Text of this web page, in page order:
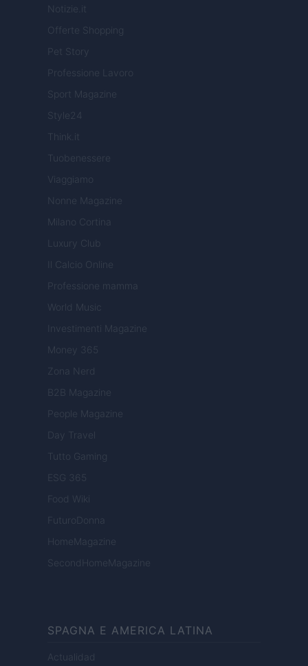
Notizie.it
Offerte Shopping
Pet Story
Professione Lavoro
Sport Magazine
Style24
Think.it
Tuobenessere
Viaggiamo
Nonne Magazine
Milano Cortina
Luxury Club
Il Calcio Online
Professione mamma
World Music
Investimenti Magazine
Money 365
Zona Nerd
B2B Magazine
People Magazine
Day Travel
Tutto Gaming
ESG 365
Food Wiki
FuturoDonna
HomeMagazine
SecondHomeMagazine
SPAGNA E AMERICA LATINA
Actualidad